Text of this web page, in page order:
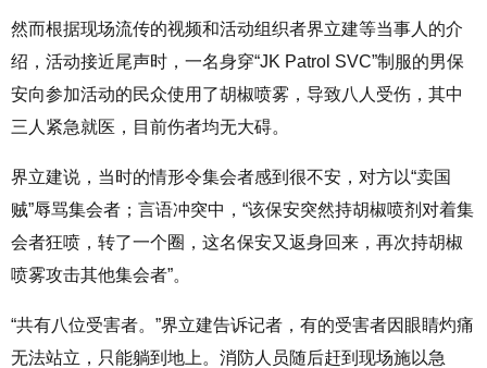
然而根据现场流传的视频和活动组织者界立建等当事人的介
绍，活动接近尾声时，一名身穿“JK Patrol SVC”制服的男保
安向参加活动的民众使用了胡椒喷雾，导致八人受伤，其中
三人紧急就医，目前伤者均无大碍。
界立建说，当时的情形令集会者感到很不安，对方以“卖国
贼”辱骂集会者；言语冲突中，“该保安突然持胡椒喷剂对着集
会者狂喷，转了一个圈，这名保安又返身回来，再次持胡椒
喷雾攻击其他集会者”。
“共有八位受害者。”界立建告诉记者，有的受害者因眼睛灼痛
无法站立，只能躺到地上。消防人员随后赶到现场施以急